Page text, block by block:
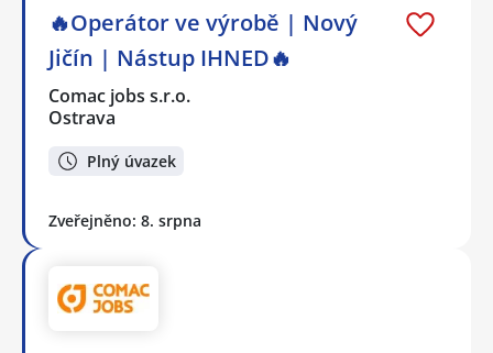
🔥Operátor ve výrobě | Nový
Jičín | Nástup IHNED🔥
Comac jobs s.r.o.
Ostrava
Plný úvazek
Zveřejněno: 8. srpna